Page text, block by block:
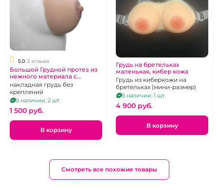
5.0 2 отзыва
Большой Грудной протез из
нежного материала с
ареолой и соском
накладная грудь без
креплений
В наличии: 2 шт.
1 500 pуб.
В корзину
Грудь на бретельках
маленькая, кибер кожа
Грудь из киберкожи на
бретельках (мини-размер)
В наличии: 1 шт.
4 900 pуб.
В корзину
Смотреть все похожие товары